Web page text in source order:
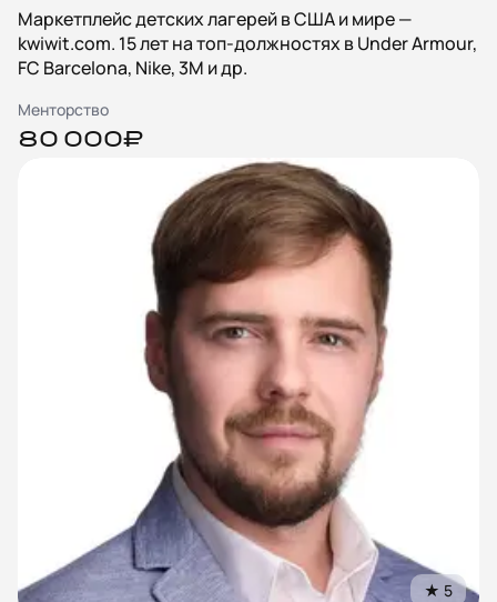
Маркетплейс детских лагерей в США и мире —
kwiwit.com. 15 лет на топ-должностях в Under Armour,
FC Barcelona, Nike, 3M и др.
Менторство
80 000₽
★ 5